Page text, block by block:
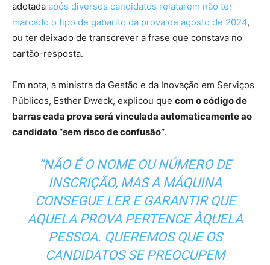
adotada após diversos candidatos relatarem não ter
marcado o tipo de gabarito da prova de agosto de 2024,
ou ter deixado de transcrever a frase que constava no
cartão-resposta.
Em nota, a ministra da Gestão e da Inovação em Serviços
Públicos, Esther Dweck, explicou que com o código de
barras cada prova será vinculada automaticamente ao
candidato “sem risco de confusão”.
“NÃO É O NOME OU NÚMERO DE
INSCRIÇÃO, MAS A MÁQUINA
CONSEGUE LER E GARANTIR QUE
AQUELA PROVA PERTENCE ÀQUELA
PESSOA. QUEREMOS QUE OS
CANDIDATOS SE PREOCUPEM